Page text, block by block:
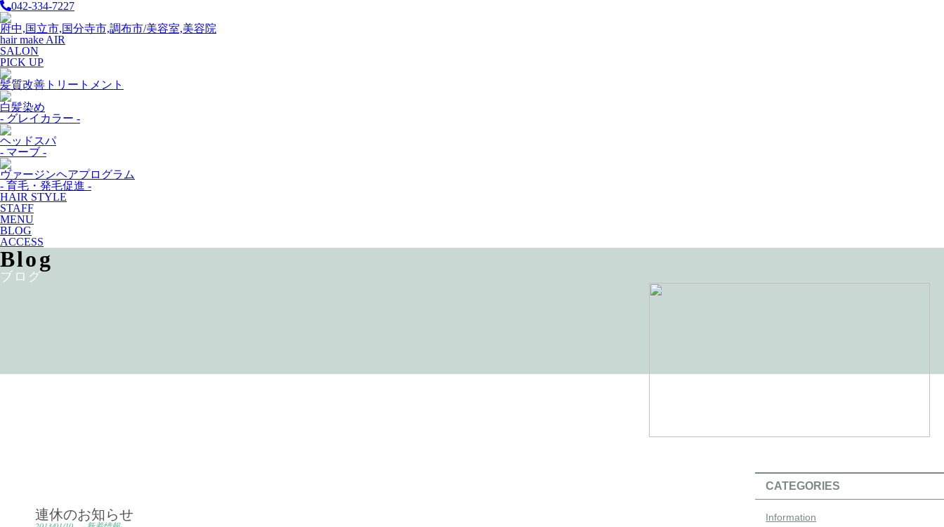
042-334-7227
府中,国立市,国分寺市,調布市/美容室,美容院
hair make AIR
SALON
PICK UP
髪質改善トリートメント
白髪染め
- グレイカラー -
ヘッドスパ
- マーブ -
ヴァージンヘアプログラム
- 育毛・発毛促進 -
HAIR STYLE
STAFF
MENU
BLOG
ACCESS
Blog
ブログ
連休のお知らせ
CATEGORIES
Information